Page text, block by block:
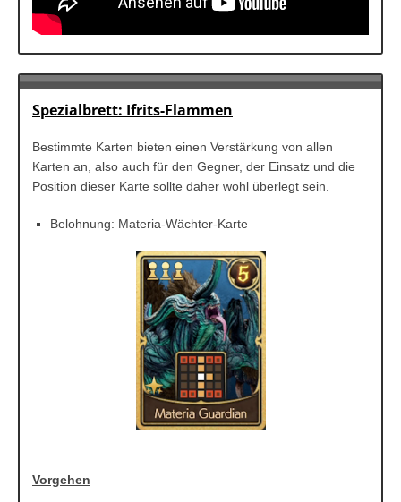
Spezialbrett: Ifrits-Flammen
Bestimmte Karten bieten einen Verstärkung von allen
Karten an, also auch für den Gegner, der Einsatz und die
Position dieser Karte sollte daher wohl überlegt sein.
Belohnung: Materia-Wächter-Karte
Vorgehen